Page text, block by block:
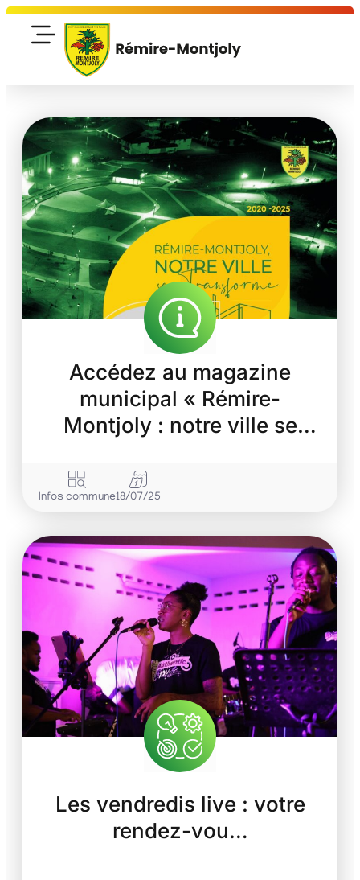
Accédez au magazine
municipal « Rémire-
Montjoly : notre ville se
Infos commune18/07/25
Les vendredis live : votre
rendez-vou…